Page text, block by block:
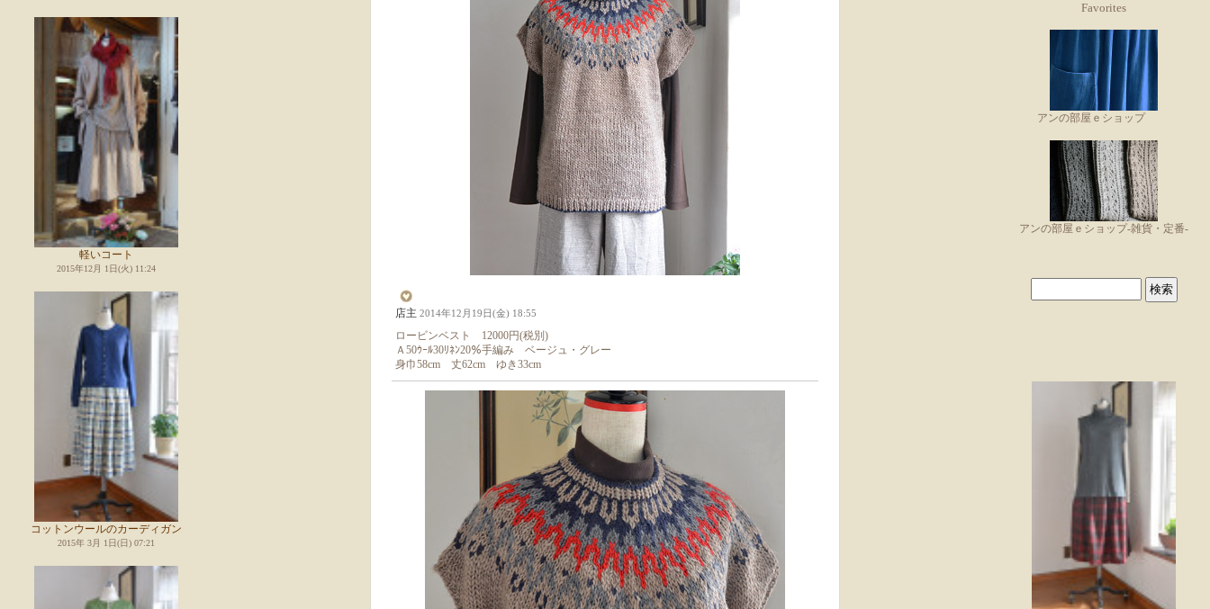
軽いコート
2015年12月 1日(火) 11:24
コットンウールのカーディガン
2015年 3月 1日(日) 07:21
店主 2014年12月19日(金) 18:55
ロービンベスト 12000円(税別)
Ａ50ｳｰﾙ30ﾘﾈﾝ20％手編み ベージュ・グレー
身巾58cm 丈62cm ゆき33cm
Favorites
アンの部屋ｅショップ
アンの部屋ｅショップ-雑貨・定番-